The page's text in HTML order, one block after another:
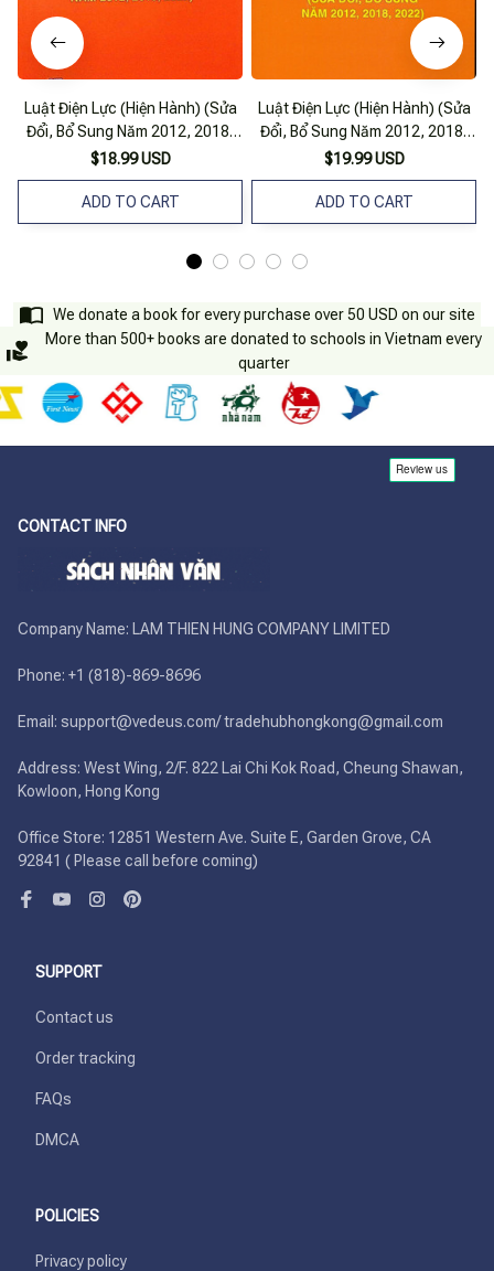
Luật Điện Lực (Hiện Hành) (Sửa
Đổi, Bổ Sung Năm 2012, 2018,
2022)
$18.99 USD
ADD TO CART
Luật Điện Lực (Hiện Hành) (Sửa
Đổi, Bổ Sung Năm 2012, 2018,
2022)
$19.99 USD
ADD TO CART
We donate a book for every purchase over 50 USD on our site
More than 500+ books are donated to schools in Vietnam every
quarter
CONTACT INFO
Company Name: LAM THIEN HUNG COMPANY LIMITED
Phone: +1 (818)-869-8696
Email: support@vedeus.com/ tradehubhongkong@gmail.com
Address: West Wing, 2/F. 822 Lai Chi Kok Road, Cheung Shawan,
Kowloon, Hong Kong
Office Store: 12851 Western Ave. Suite E, Garden Grove, CA
92841 ( Please call before coming)
SUPPORT
Contact us
Order tracking
FAQs
DMCA
POLICIES
Privacy policy